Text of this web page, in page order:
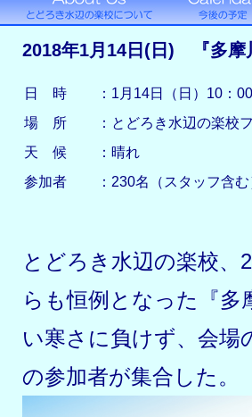
2018年1月14日(日) 『多摩
日 時
：1月14日（日）10：
場 所
：とどろき水辺の楽校
天 候
：晴れ
参加者
：230名（スタッフ含
とどろき水辺の楽校、
らも恒例となった『多
い寒さに負けず、会
の参加者が集合した。